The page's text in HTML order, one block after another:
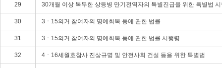
29 30개월 이상 복무한 상등병 만기전역자의 특별진급을 위한 특별법
30 3ㆍ15의거 참여자의 명예회복 등에 관한 법률
31 3ㆍ15의거 참여자의 명예회복 등에 관한 법률 시행령
32 4ㆍ16세월호참사 진상규명 및 안전사회 건설 등을 위한 특별법